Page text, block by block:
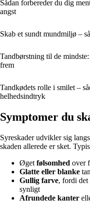
Sådan forbereder du dig
angst
Skab et sundt mundmiljø –
Tandbørstning til de
frem
Tandkødets rolle i smilet –
helhedsindtryk
Symptomer du
Syreskader udvikler sig
skaden allerede er sket.
Øget følsomhed over
Glatte eller blanke
Gullig farve, fordi det
synligt
Afrundede kanter